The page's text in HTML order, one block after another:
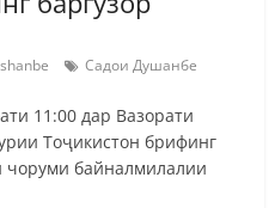
Садои Душанбе
11:00 дар Вазорати
Тоҷикистон брифинг
чоруми байналмилалии